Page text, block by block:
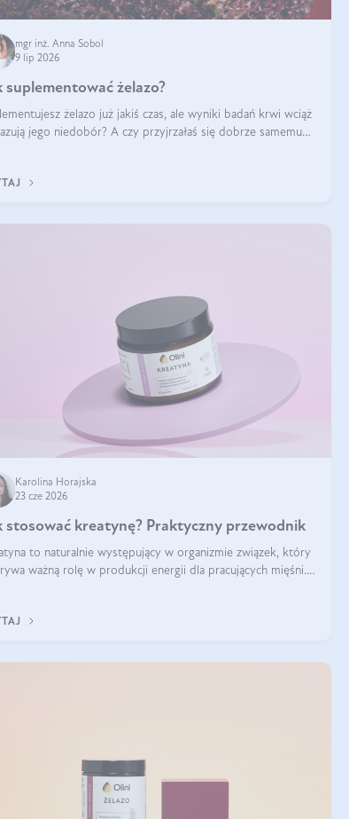
mgr inż. Anna Sobol
9 lip 2026
suplementować żelazo?
żelazo już jakiś czas, ale wyniki badań krwi wciąż
jego niedobór? A czy przyjrzałaś się dobrze samemu
Karolina Horajska
23 cze 2026
stosować kreatynę? Praktyczny przewodnik
to naturalnie występujący w organizmie związek, który
ważną rolę w produkcji energii dla pracujących mięśni.